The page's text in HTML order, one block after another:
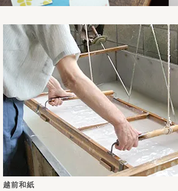
越前和紙